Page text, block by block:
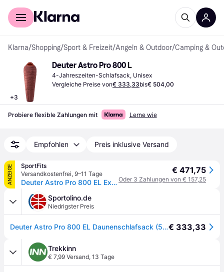
Für Shopper
Klarna/Shopping/Sport & Freizeit/Angeln & Outdoor/Camping &
+3
Deuter Astro Pro 800 L
4-Jahreszeiten-Schlafsack, Unisex
Vergleiche Preise von€ 333,33bis€ 504,00
Probiere flexible Zahlungen mit Lerne wie
Empfohlen Preis inklusive Versand
ANZEIGE
SportFits
Versandkostenfrei, 9–11 Tage
Deuter Astro Pro 800 EL Extra Long redwood-paprika (5907) Links
€ 471,75
Oder 3 Zahlungen von € 157,25
Sportolino.de
Niedrigster Preis
Deuter Astro Pro 800 EL Daunenschlafsack (5907 redwood/paprika, RV links)€ 333,33
Trekkinn
€ 7,99 Versand, 13 Tage